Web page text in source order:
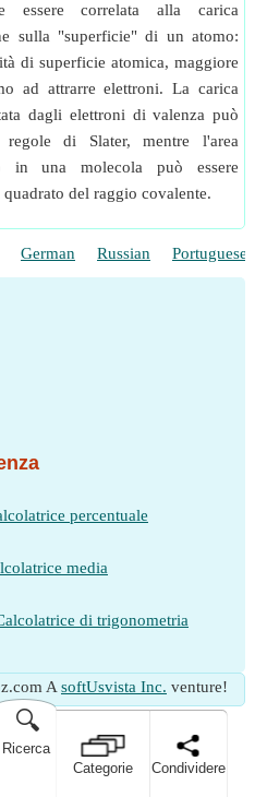
essere correlata alla carica
sulla "superficie" di un atomo:
di superficie atomica, maggiore
ad attrarre elettroni. La carica
dagli elettroni di valenza può
regole di Slater, mentre l'area
in una molecola può essere
del raggio covalente.
German Russian Portuguese
percentuale
media
di trigonometria
A softUsvista Inc. venture!
🔍
Ricerca
Categorie
Condividere